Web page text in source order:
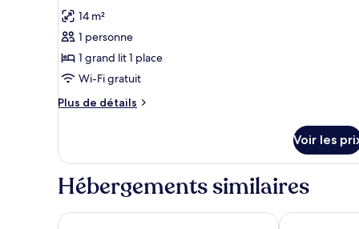
3
People,
Non-
smoking
View
Twin
Room,
3
People,
smoking
photos
pour
ce
type
de
chambre :
14 m²
1 personne
1 grand lit 1 place
Wi-Fi gratuit
Plus de détails
Plus
le
type
de
Chambre
Voir les
Hébergements similaires
Hotel Sunroute Hikone Hotel Route